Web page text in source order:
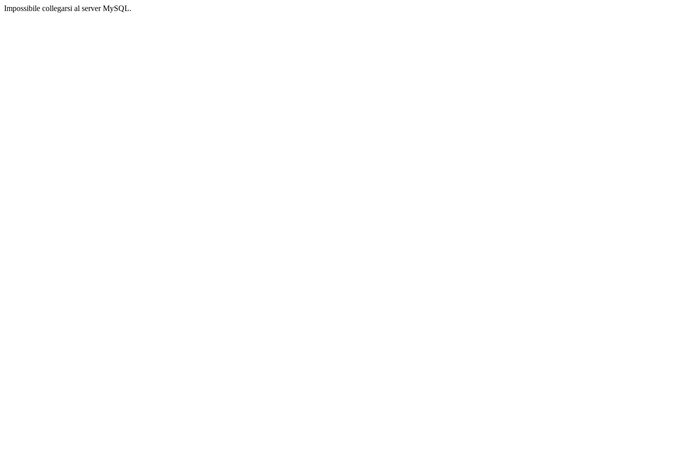
Impossibile collegarsi al server MySQL.